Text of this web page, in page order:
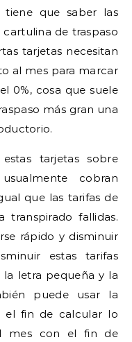
tiene que saber las
de traspaso
tarjetas necesitan
al mes para marcar
0%, cosa que suele
más gran una
tarjetas sobre
cobran
que las tarifas de
transpirado fallidas.
rápido y disminuir
estas tarifas
letra pequeña y la
puede usar la
el fin de calcular lo
mes con el fin de